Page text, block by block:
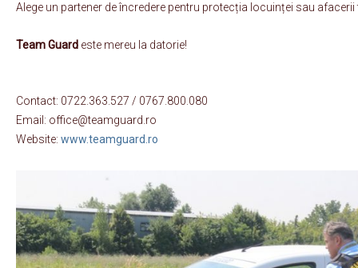
Alege un partener de încredere pentru protecția locuinței sau afacerii
Team Guard este mereu la datorie!
Contact: 0722.363.527 / 0767.800.080
Email: office@teamguard.ro
Website: www.teamguard.ro